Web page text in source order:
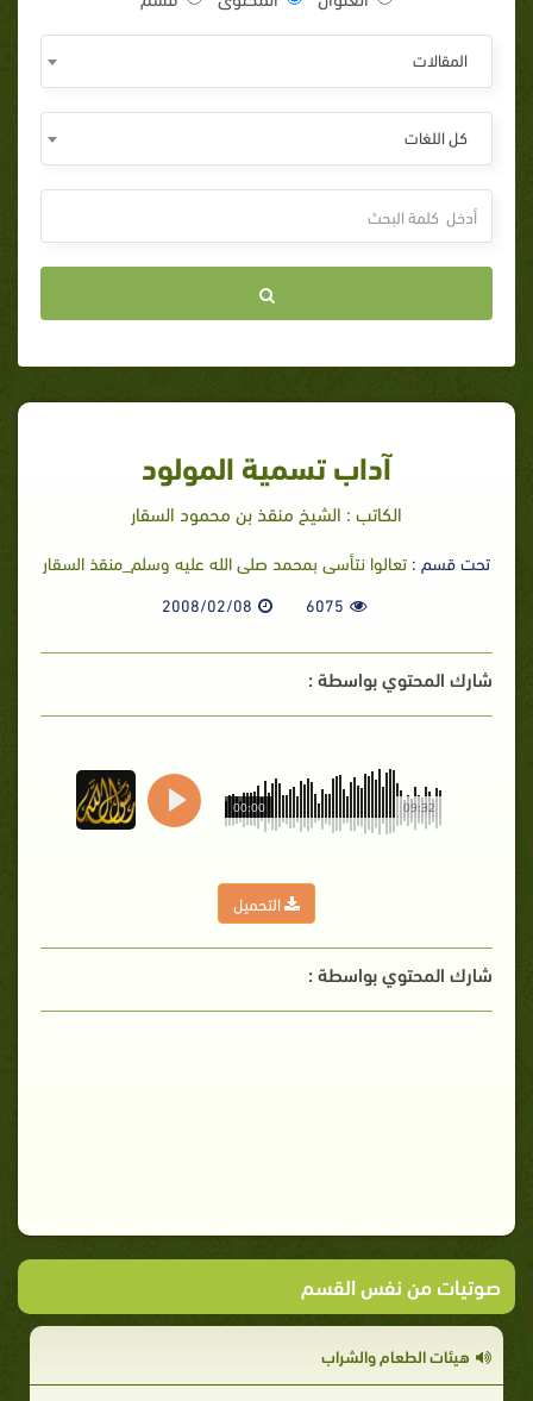
المقالات
كل اللغات
آداب تسمية المولود
الكاتب : الشيخ منقذ بن محمود السقار
تحت قسم : تعالوا نتأسى بمحمد صلى الله عليه وسلم_منقذ السقار
6075
2008/02/08
شارك المحتوي بواسطة :
09:32
00:00
التحميل
شارك المحتوي بواسطة :
صوتيات من نفس القسم
هيئات الطعام والشراب